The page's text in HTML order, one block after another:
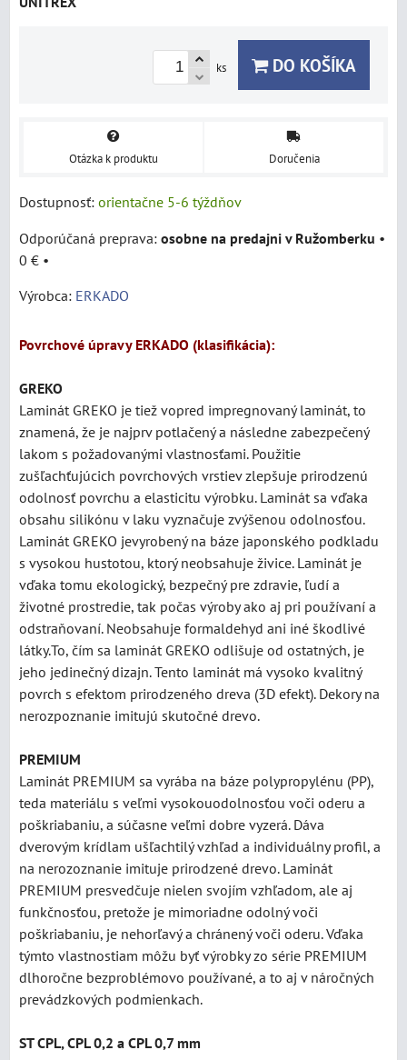
ks DO KOŠÍKA
Otázka k produktu Doručenia
Dostupnosť: orientačne 5-6 týždňov
osobne na predajni v Ružomberku •
0 € •
Výrobca: ERKADO
Povrchové úpravy ERKADO (klasifikácia):
GREKO
Laminát GREKO je tiež vopred impregnovaný laminát, to
znamená, že je najprv potlačený a následne zabezpečený
lakom s požadovanými vlastnosťami. Použitie
zušľachťujúcich povrchových vrstiev zlepšuje prirodzenú
odolnosť povrchu a elasticitu výrobku. Laminát sa vďaka
obsahu silikónu v laku vyznačuje zvýšenou odolnosťou.
Laminát GREKO jevyrobený na báze japonského podkladu
s vysokou hustotou, ktorý neobsahuje živice. Laminát je
vďaka tomu ekologický, bezpečný pre zdravie, ľudí a
životné prostredie, tak počas výroby ako aj pri používaní a
odstraňovaní. Neobsahuje formaldehyd ani iné škodlivé
látky.To, čím sa laminát GREKO odlišuje od ostatných, je
jeho jedinečný dizajn. Tento laminát má vysoko kvalitný
povrch s efektom prirodzeného dreva (3D efekt). Dekory na
nerozpoznanie imitujú skutočné drevo.
PREMIUM
Laminát PREMIUM sa vyrába na báze polypropylénu (PP),
teda materiálu s veľmi vysokouodolnosťou voči oderu a
poškriabaniu, a súčasne veľmi dobre vyzerá. Dáva
dverovým krídlam ušľachtilý vzhľad a individuálny profil, a
na nerozoznanie imituje prirodzené drevo. Laminát
PREMIUM presvedčuje nielen svojím vzhľadom, ale aj
funkčnosťou, pretože je mimoriadne odolný voči
poškriabaniu, je nehorľavý a chránený voči oderu. Vďaka
týmto vlastnostiam môžu byť výrobky zo série PREMIUM
dlhoročne bezproblémovo používané, a to aj v náročných
prevádzkových podmienkach.
ST CPL, CPL 0,2 a CPL 0,7 mm